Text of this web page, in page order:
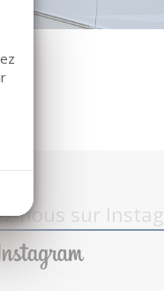
nous sur